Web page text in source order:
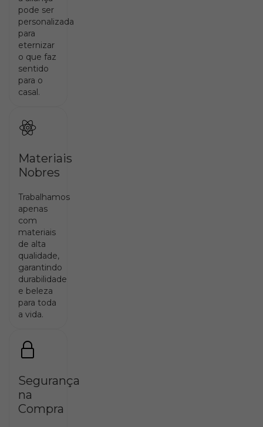
pode ser
personalizada
para
eternizar
o que faz
sentido
para o
casal.
Materiais
Nobres
Trabalhamos
apenas
com
materiais
de alta
qualidade,
garantindo
durabilidade
e beleza
para toda
a vida.
Segurança
na
Compra